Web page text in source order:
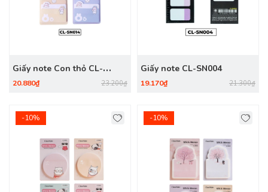
Giấy note Con thỏ CL-
SN014
20.880₫ 23.200₫
Giấy note CL-SN004
19.170₫ 21.300₫
-10% -10%